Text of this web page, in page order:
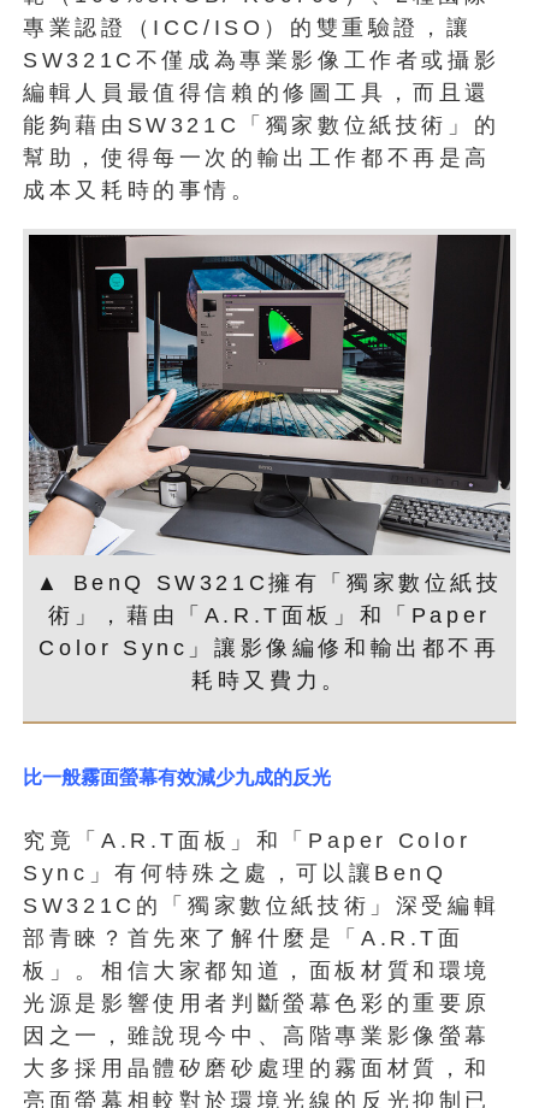
專業認證（ICC/ISO）的雙重驗證，讓
SW321C不僅成為專業影像工作者或攝影
編輯人員最值得信賴的修圖工具，而且還
能夠藉由SW321C「獨家數位紙技術」的
幫助，使得每一次的輸出工作都不再是高
成本又耗時的事情。
▲ BenQ SW321C擁有「獨家數位紙技
術」，藉由「A.R.T面板」和「Paper
Color Sync」讓影像編修和輸出都不再
耗時又費力。
比一般霧面螢幕有效減少九成的反光
究竟「A.R.T面板」和「Paper Color
Sync」有何特殊之處，可以讓BenQ
SW321C的「獨家數位紙技術」深受編輯
部青睞？首先來了解什麼是「A.R.T面
板」。相信大家都知道，面板材質和環境
光源是影響使用者判斷螢幕色彩的重要原
因之一，雖說現今中、高階專業影像螢幕
大多採用晶體矽磨砂處理的霧面材質，和
亮面螢幕相較對於環境光線的反光抑制已